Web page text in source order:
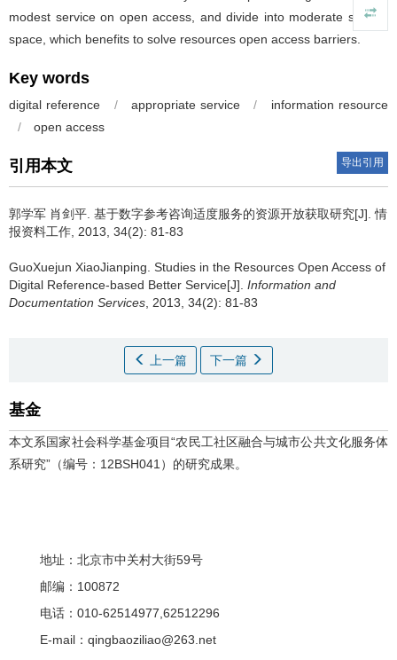
modest service on open access, and divide into moderate service
space, which benefits to solve resources open access barriers.
Key words
digital reference / appropriate service /
information resource
/
open access
引用本文 导出引用
郭学军 肖剑平. 基于数字参考咨询适度服务的资源开放获取研究[J]. 情
报资料工作, 2013, 34(2): 81-83
GuoXuejun XiaoJianping. Studies in the Resources Open Access of
Digital Reference-based Better Service[J]. Information and
Documentation Services , 2013, 34(2): 81-83
上一篇 下一篇
基金
本文系国家社会科学基金项目“农民工社区融合与城市公共文化服务体
系研究”（编号：12BSH041）的研究成果。
地址：北京市中关村大街59号
邮编：100872
电话：010-62514977,62512296
E-mail：qingbaoziliao@263.net